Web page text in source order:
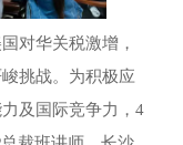
对华关税激增，
挑战。为积极应
及国际竞争力，4